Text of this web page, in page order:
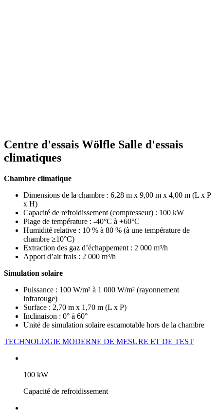
Centre d'essais Wölfle Salle d'essais
climatiques
Chambre climatique
Dimensions de la chambre : 6,28 m x 9,00 m x 4,00 m (L x P
x H)
Capacité de refroidissement (compresseur) : 100 kW
Plage de température : -40°C à +60°C
Humidité relative : 10 % à 80 % (à une température de
chambre ≥10°C)
Extraction des gaz d’échappement : 2 000 m³/h
Apport d’air frais : 2 000 m³/h
Simulation solaire
Puissance : 100 W/m² à 1 000 W/m² (rayonnement
infrarouge)
Surface : 2,70 m x 1,70 m (L x P)
Inclinaison : 0° à 60°
Unité de simulation solaire escamotable hors de la chambre
TECHNOLOGIE MODERNE DE MESURE ET DE TEST
100 kW
Capacité de refroidissement